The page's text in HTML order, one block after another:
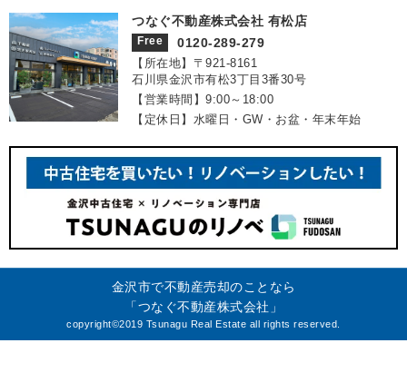
つなぐ不動産株式会社 有松店
Free 0120-289-279
【所在地】〒921‐8161
石川県金沢市有松3丁目3番30号
【営業時間】9:00～18:00
【定休日】水曜日・GW・お盆・年末年始
金沢市で不動産売却のことなら
「つなぐ不動産株式会社」
copyright©2019 Tsunagu Real Estate all rights reserved.